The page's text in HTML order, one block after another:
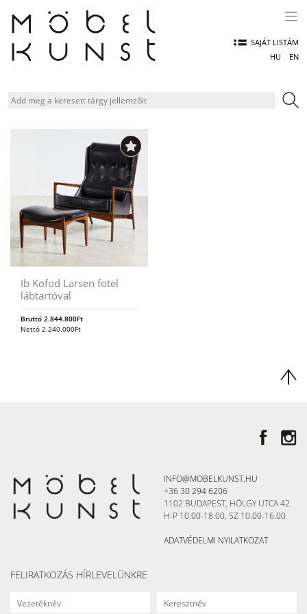
content
SAJÁT LISTÁM
HU
EN
Ib Kofod Larsen fotel
lábtartóval
Bruttó 2.844.800Ft
Nettó 2.240.000Ft
INFO@MOBELKUNST.HU
+36 30 294 6206
1102 BUDAPEST, HÖLGY UTCA 42.
H-P 10.00-18.00, SZ 10.00-16.00
ADATVÉDELMI NYILATKOZAT
FELIRATKOZÁS HÍRLEVELÜNKRE